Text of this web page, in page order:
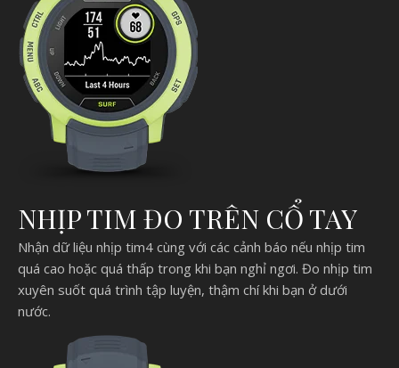
NHỊP TIM ĐO TRÊN CỔ TAY
Nhận dữ liệu nhịp tim4 cùng với các cảnh báo nếu nhịp tim
quá cao hoặc quá thấp trong khi bạn nghỉ ngơi. Đo nhịp tim
xuyên suốt quá trình tập luyện, thậm chí khi bạn ở dưới
nước.